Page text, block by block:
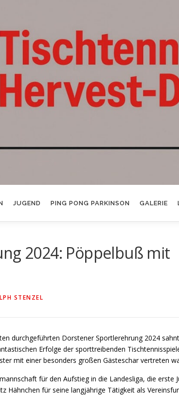
JUGEND PING PONG PARKINSON GALERIE
2024: Pöppelbuß mit
STENZEL
durchgeführten Dorstener Sportlerehrung 2024
Erfolge der sporttreibenden
mit einer besonders großen Gästeschar vertreten
für den Aufstieg in die Landesliga, die erste
Hähnchen für seine langjährige Tätigkeit als